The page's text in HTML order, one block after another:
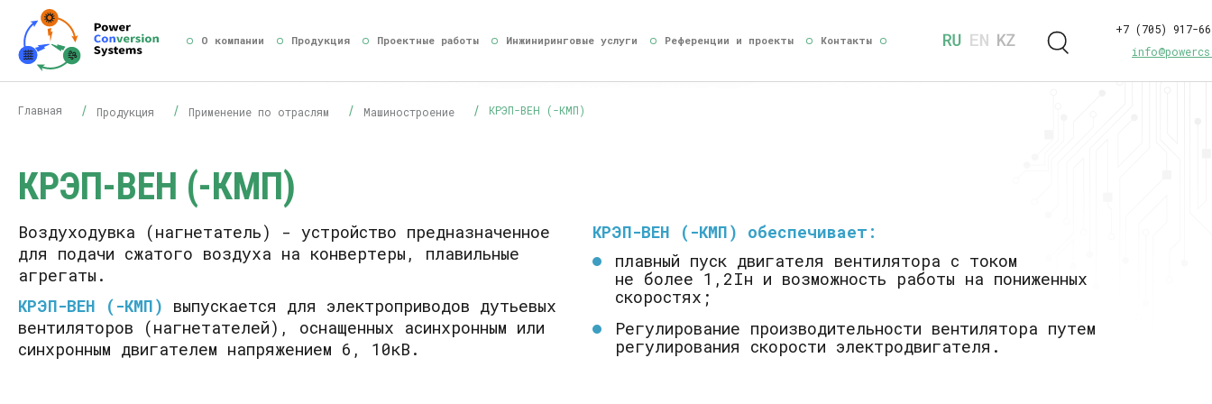
+7 (705) 917-
О компании Продукция Проектные работы Инжиниринговые услуги Референции и проекты Контакты
Главная Продукция Применение по отраслям Машиностроение КРЭП-ВЕН (-КМП)
КРЭП-ВЕН (-КМП)
Воздуходувка (нагнетатель) - устройство предназначенное
для подачи сжатого воздуха на конвертеры, плавильные
агрегаты.
КРЭП-ВЕН (-КМП) выпускается для электроприводов дутьевых
вентиляторов (нагнетателей), оснащенных асинхронным или
синхронным двигателем напряжением 6, 10кВ.
КРЭП-ВЕН (-КМП) обеспечивает:
плавный пуск двигателя вентилятора с током
не более 1,2Iн и возможность работы на пониженных
скоростях;
Регулирование производительности вентилятора путем
регулирования скорости электродвигателя.